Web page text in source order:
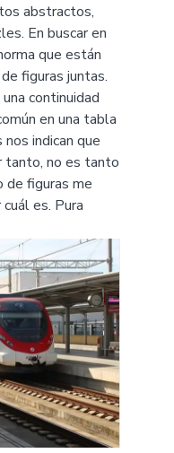
abstractos,
En buscar en
que están
figuras juntas.
continuidad
en una tabla
indican que
tanto, no es tanto
de figuras me
es. Pura